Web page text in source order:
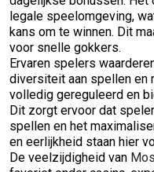
legale speelomgeving,
kans om te winnen. Dit
voor snelle gokkers.
Ervaren spelers
diversiteit aan spellen en
volledig gereguleerd en
Dit zorgt ervoor dat
spellen en het
en eerlijkheid staan hier
De veelzijdigheid van